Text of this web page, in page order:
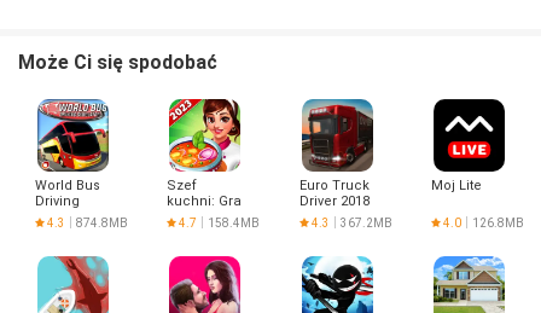
Może Ci się spodobać
World Bus
Driving
Simulator
4.3 874.8MB
Szef
kuchni: Gra
Gotowanie
4.7 158.4MB
Euro Truck
Driver 2018
4.3 367.2MB
Moj Lite
4.0 126.8MB